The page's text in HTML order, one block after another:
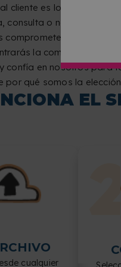
cliente es lo que
consulta o necesitas
comprometemos a
la combinación
confía en nosotros para
por qué somos la
EL
cualquier